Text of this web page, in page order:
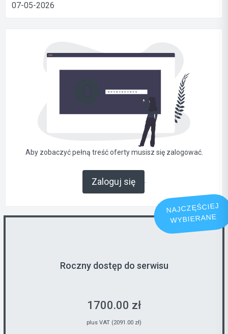
07-05-2026
Aby zobaczyć pełną treść oferty musisz się zalogować.
Zaloguj się .
NAJCZĘŚCIEJ
WYBIERANE
Roczny dostęp do serwisu
1700.00 zł
plus VAT (2091.00 zł)